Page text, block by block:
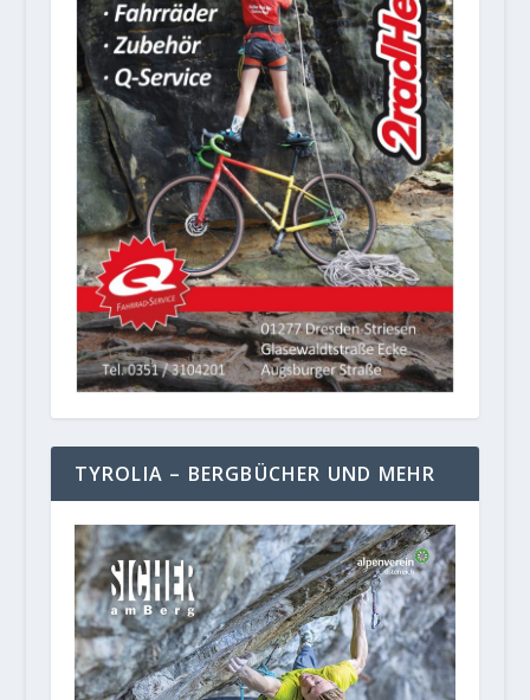
TYROLIA – BERGBÜCHER UND MEHR